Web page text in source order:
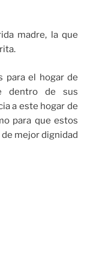
madre, la que
para el hogar de
dentro de sus
a este hogar de
para que estos
mejor dignidad